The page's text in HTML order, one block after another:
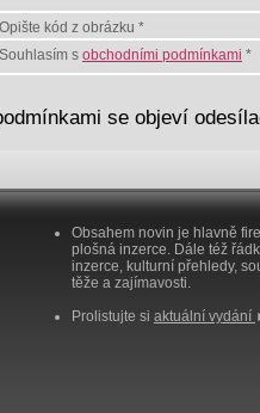
Opište kód z obrázku *
Souhlasím s obchodními podmínkami *
se objeví
Obsahem novin je hlavně
plošná inzerce. Dále též
inzerce, kulturní přehledy,
těže a zajímavosti.
Prolistujte si aktuální vydání